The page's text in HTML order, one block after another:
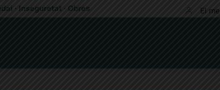
· Inseguretat · Obres El